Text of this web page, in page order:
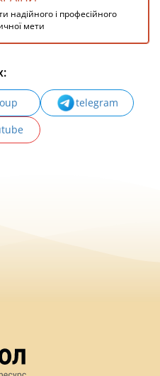
надійного і професійного
мети
telegram